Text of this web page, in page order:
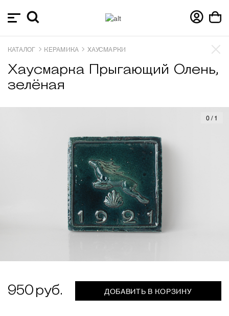
КАТАЛОГ КЕРАМИКА ХАУСМАРКИ
Хаусмарка Прыгающий Олень,
зелёная
0/ 1
950 ДОБАВИТЬ В КОРЗИНУ